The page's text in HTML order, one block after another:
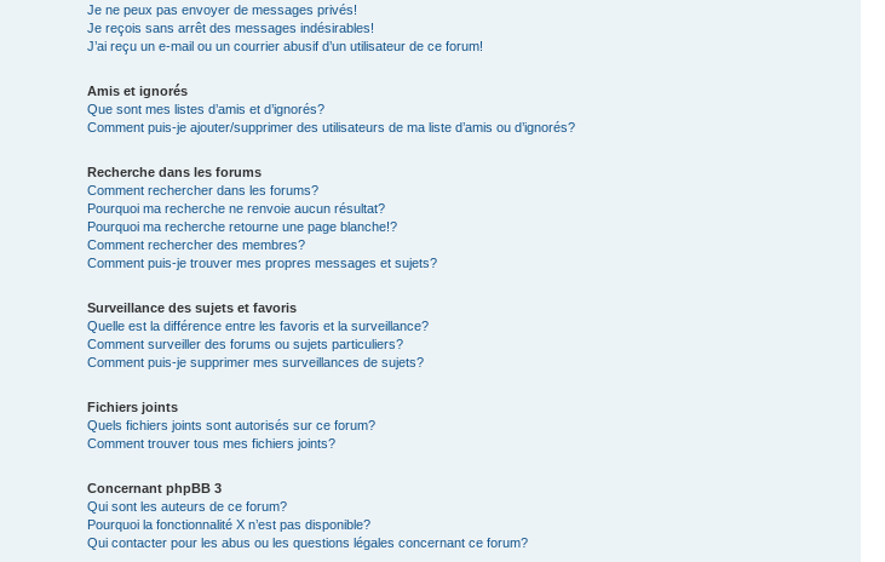
Je ne peux pas envoyer de messages privés!
Je reçois sans arrêt des messages indésirables!
J’ai reçu un e-mail ou un courrier abusif d’un utilisateur de ce forum!
Amis et ignorés
Que sont mes listes d’amis et d’ignorés?
Comment puis-je ajouter/supprimer des utilisateurs de ma liste d’amis ou d’ignorés?
Recherche dans les forums
Comment rechercher dans les forums?
Pourquoi ma recherche ne renvoie aucun résultat?
Pourquoi ma recherche retourne une page blanche!?
Comment rechercher des membres?
Comment puis-je trouver mes propres messages et sujets?
Surveillance des sujets et favoris
Quelle est la différence entre les favoris et la surveillance?
Comment surveiller des forums ou sujets particuliers?
Comment puis-je supprimer mes surveillances de sujets?
Fichiers joints
Quels fichiers joints sont autorisés sur ce forum?
Comment trouver tous mes fichiers joints?
Concernant phpBB 3
Qui sont les auteurs de ce forum?
Pourquoi la fonctionnalité X n’est pas disponible?
Qui contacter pour les abus ou les questions légales concernant ce forum?